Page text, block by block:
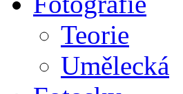
Teorie
Umělecká